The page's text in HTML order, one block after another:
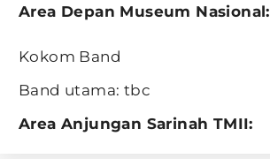
Area Depan Museum Nasional:
Kokom Band
Band utama: tbc
Area Anjungan Sarinah TMII: